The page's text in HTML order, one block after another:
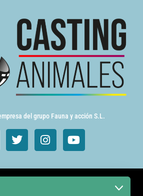
del grupo Fauna y acción S.L.
de cine y TV